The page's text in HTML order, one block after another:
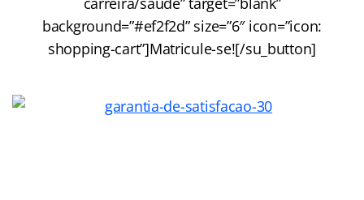
background=”#ef2f2d” size=”6″ icon=”icon:
shopping-cart”]Matricule-se![/su_button]